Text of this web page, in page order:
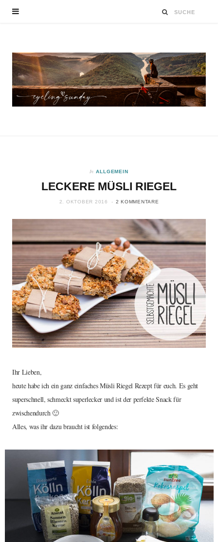
In ALLGEMEIN
LECKERE MÜSLI RIEGEL
2. OKTOBER 2016 2 KOMMENTARE
Ihr Lieben,
heute habe ich ein ganz einfaches Müsli Riegel Rezept für euch. Es geht
superschnell, schmeckt superlecker und ist der perfekte Snack für
zwischendurch 🙂
Alles, was ihr dazu braucht ist folgendes: